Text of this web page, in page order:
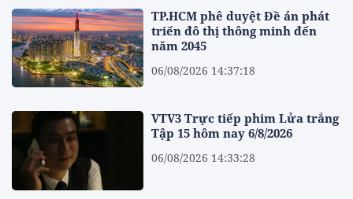
TP.HCM phê duyệt Đề án phát
triển đô thị thông minh đến
năm 2045
06/08/2026 14:37:18
VTV3 Trực tiếp phim Lửa trắng
Tập 15 hôm nay 6/8/2026
06/08/2026 14:33:28